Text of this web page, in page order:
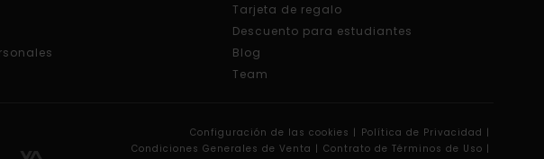
Tarjeta de regalo
Descuento para estudiantes
Blog
Team
Configuración de las cookies | Política de Privacidad |
Condiciones Generales de Venta | Contrato de Términos de Uso |